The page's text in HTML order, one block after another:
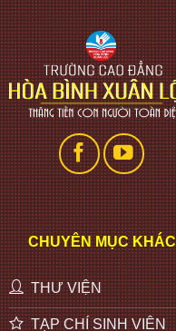
CHUYÊN MỤC KHÁC
THƯ VIỆN
TẠP CHÍ SINH VIÊN